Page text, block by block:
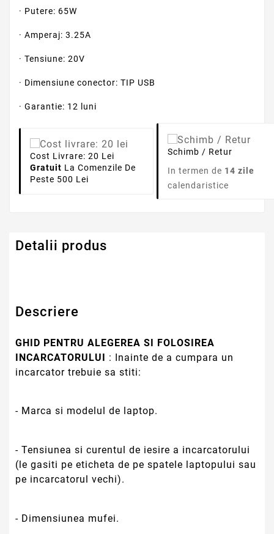
· Putere: 65W
· Amperaj: 3.25A
· Tensiune: 20V
· Dimensiune conector: TIP USB
· Garantie: 12 luni
Cost Livrare: 20 Lei
Gratuit La Comenzile De
Peste 500 Lei
Schimb / Retur
In termen de 14 zile
calendaristice
Detalii produs
Descriere
GHID PENTRU ALEGEREA SI FOLOSIREA
INCARCATORULUI : Inainte de a cumpara un
incarcator trebuie sa stiti:
- Marca si modelul de laptop.
- Tensiunea si curentul de iesire a incarcatorului
(le gasiti pe eticheta de pe spatele laptopului sau
pe incarcatorul vechi).
- Dimensiunea mufei.